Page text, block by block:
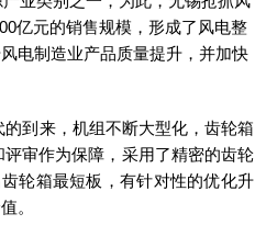
亿元的销售规模，形成了风电整
电制造业产品质量提升，并加快
到来，机组不断大型化，齿轮箱
审作为保障，采用了精密的齿轮
轮箱最短板，有针对性的优化升
。